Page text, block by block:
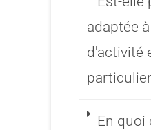
adaptée
d'activité
En quoi